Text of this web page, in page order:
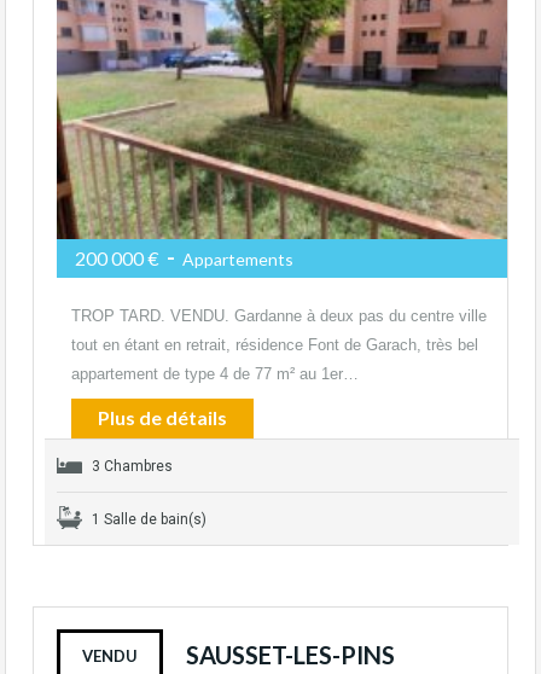
200 000 € - Appartements
TROP TARD. VENDU. Gardanne à deux pas du centre ville
tout en étant en retrait, résidence Font de Garach, très bel
appartement de type 4 de 77 m² au 1er…
Plus de détails
3 Chambres
1 Salle de bain(s)
VENDU SAUSSET-LES-PINS